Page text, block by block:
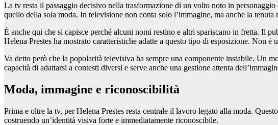
La tv resta il passaggio decisivo nella trasformazione di un volto noto in
quello della sola moda. In televisione non conta solo l’immagine, ma anche la
È anche qui che si capisce perché alcuni nomi restino e altri spariscano in fretta. Il
Helena Prestes ha mostrato caratteristiche adatte a questo tipo di esposizione.
Va detto però che la popolarità televisiva ha sempre una componente instabile. Un
capacità di adattarsi a contesti diversi e serve anche una gestione attenta
Moda, immagine e riconoscibilità
Prima e oltre la tv, per Helena Prestes resta centrale il lavoro legato alla moda.
costruendo un’identità visiva forte e immediatamente riconoscibile.